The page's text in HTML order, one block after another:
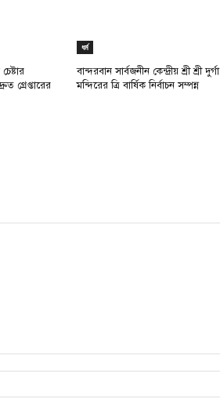
গ্রেপ্তারের
ধর্ম
বান্দরবান সার্বজনীন কেন্দ্রীয় শ্রী শ্রী দুর্গা
মন্দিরের ত্রি বার্ষিক নির্বাচন সম্পন্ন